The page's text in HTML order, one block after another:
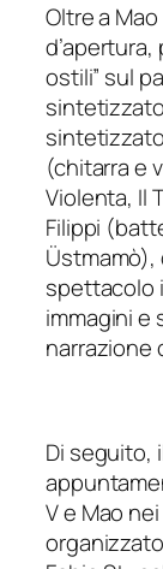
Oltre a
ostili” sul
(chitarra e
Violenta, Il
Filippi
Üstmamò),
spettacolo
immagini e
narrazione
Di seguito,
V e Mao